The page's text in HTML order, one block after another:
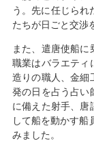
う。先に任じられ
たちが日ごと交渉
また、遣唐使船
職業はバラエティ
造りの職人、金細
発の日を占う占い
に備えた射手、唐
して船を動かす船
みました。